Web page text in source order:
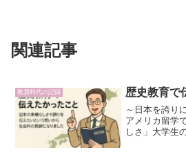
関連記事
教員時代の記録 歴史教育で
～日本を誇り
アメリカ留学
しさ」大学生